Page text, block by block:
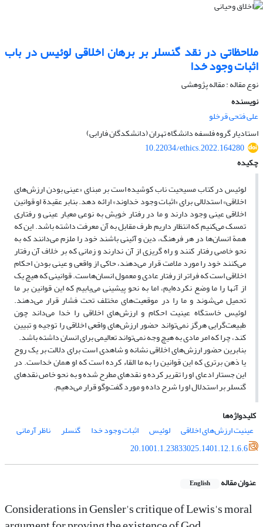
ملاحظاتی در نقد گنسلر بر برهان اخلاقی لوئیس در باب
اثبات وجود خدا
نوع مقاله : مقاله پژوهشی
نویسنده
علی فتحی قرخلو
استادیار گروه فلسفه دانشگاه تهران (دانشکدگان فارابی)
10.22034/ethics.2022.164280
چکیده
لوئیس در کتاب مسیحیت ناب کوشیده است بر مبنای «عینی بودن ارزش‌های
اخلاقی» استدلالی برای «اثبات وجود خداوند» ارائه دهد. بنابر عقیدة او قوانین
اخلاقی عینی وجود دارند و ما در رفتار خویش به نوعی معیار عینی و رفتاری
تمسک می‌کنیم که انتظار داریم طرف مقابل به آن معرفت داشته باشد. این که
همة انسان‌ها در هر فرهنگ، دین و آئینی باشند خود را ملزم می‌دانند که به
نحو خاصی رفتار کنند و راه گریزی از آن ندارند و زمانی که بر خلاف آن رفتار
می‌کنند خود را مورد ملامت قرار می‌دهند، حاکی از واقعی و عینی بودن احکام
اخلاقی است که فراتر از رفتار عادی و معمول انسان‌هاست. قوانینی که هیچ یک
از آنها را ما وضع نکرده‌ایم، اما به نحو پیشینی می‌یابیم که این قوانین بر ما
تحمیل می‌شوند و ما را در موقعیت‌های مختلف تحت فشار قرار می‌دهند.
لوئیس خاستگاه عینیت احکام و ارزش‌های اخلاقی را خدا می‌داند چون
طبیعت‌گرایی هرگز نمی‌تواند حضور ارزش‌های واقعی اخلاقی را توجیه و تبیین
کند، چرا که امر مادی به هیچ وجه نمی‌تواند تعالیمی برای انسان داشته باشد.
بنابرین حضور ارزش‌های اخلاقی نشانه و شاهدی است برای دلالت بر یک روح
یا ذهن برتری که این قوانین را به ما القاء کرده است که او همان خداست. در
این جستار ادعای او را تقریر کرده و نقدهای مطرح شده و به نحو خاص نقدهای
گنسلر بر استدلال او را شرح داده و مورد گفت‌وگو قرار می‌دهیم.
کلیدواژه‌ها
عینیت ارزش‌های اخلاقی
لوئیس اثبات وجود خدا گنسلر
ناظر آرمانی
20.1001.1.23833025.1401.12.1.6.6
عنوان مقاله English
Considerations in Gensler's critique of Lewis's moral